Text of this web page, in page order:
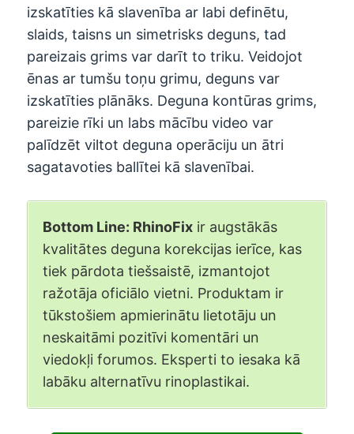
izskatīties kā slavenība ar labi definētu,
slaids, taisns un simetrisks deguns, tad
pareizais grims var darīt to triku. Veidojot
ēnas ar tumšu toņu grimu, deguns var
izskatīties plānāks. Deguna kontūras grims,
pareizie rīki un labs mācību video var
palīdzēt viltot deguna operāciju un ātri
sagatavoties ballītei kā slavenībai.
Bottom Line: RhinoFix ir augstākās
kvalitātes deguna korekcijas ierīce, kas
tiek pārdota tiešsaistē, izmantojot
ražotāja oficiālo vietni. Produktam ir
tūkstošiem apmierinātu lietotāju un
neskaitāmi pozitīvi komentāri un
viedokļi forumos. Eksperti to iesaka kā
labāku alternatīvu rinoplastikai.